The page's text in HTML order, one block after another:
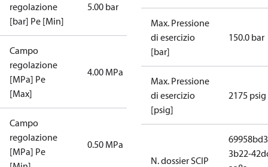
regolazione
[bar] Pe [Min]
5.00 bar
Campo
regolazione
[MPa] Pe
[Max]
4.00 MPa
Campo
regolazione
[MPa] Pe
0.50 MPa
Max. Pressione
di esercizio
[bar]
150.0 bar
Max. Pressione
di esercizio
[psig]
2175 psig
N. dossier SCIP
3b22-